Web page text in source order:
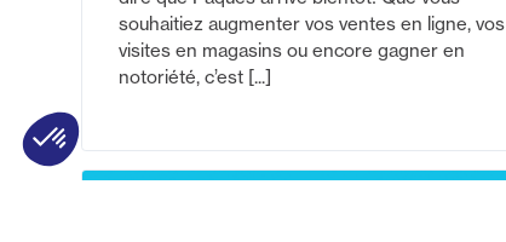
souhaitiez augmenter vos ventes en ligne, vos
visites en magasins ou encore gagner en
notoriété, c’est [...]